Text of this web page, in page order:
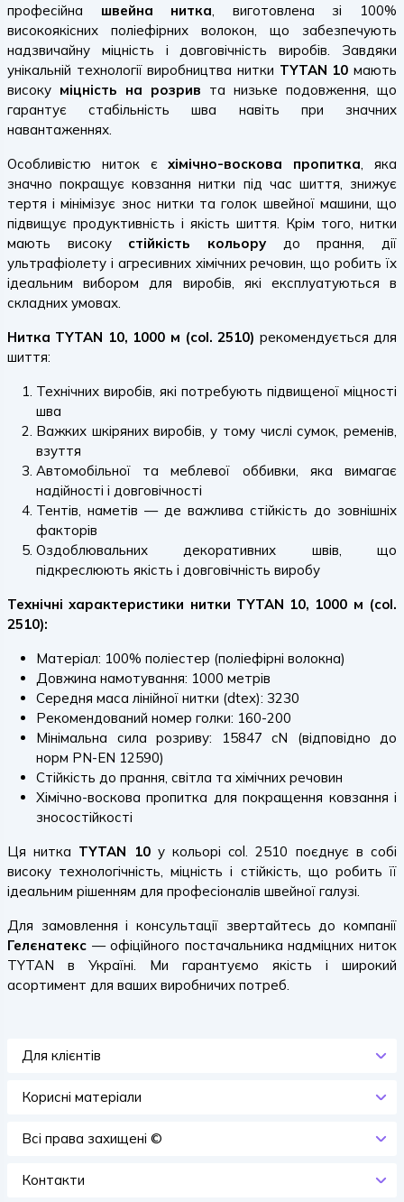
професійна швейна нитка, виготовлена зі 100%
високоякісних поліефірних волокон, що забезпечують
надзвичайну міцність і довговічність виробів. Завдяки
унікальній технології виробництва нитки TYTAN 10 мають
високу міцність на розрив та низьке подовження, що
гарантує стабільність шва навіть при значних
навантаженнях.
Особливістю ниток єхімічно-воскова пропитка, яка
значно покращує ковзання нитки під час шиття, знижує
тертя і мінімізує знос нитки та голок швейної машини, що
підвищує продуктивність і якість шиття. Крім того, нитки
мають високу стійкість кольору до прання, дії
ультрафіолету і агресивних хімічних речовин, що робить їх
ідеальним вибором для виробів, які експлуатуються в
складних умовах.
Нитка TYTAN 10, 1000 м (col. 2510) рекомендується для
шиття:
Технічних виробів, які потребують підвищеної міцності
шва
Важких шкіряних виробів, у тому числі сумок, ременів,
взуття
Автомобільної та меблевої оббивки, яка вимагає
надійності і довговічності
Тентів, наметів — де важлива стійкість до зовнішніх
факторів
Оздоблювальних декоративних швів, що
підкреслюють якість і довговічність виробу
Технічні характеристики нитки TYTAN 10, 1000 м (col.
2510):
Матеріал: 100% поліестер (поліефірні волокна)
Довжина намотування: 1000 метрів
Середня маса лінійної нитки (dtex): 3230
Рекомендований номер голки: 160-200
Мінімальна сила розриву: 15847 cN (відповідно до
норм PN-EN 12590)
Стійкість до прання, світла та хімічних речовин
Хімічно-воскова пропитка для покращення ковзання і
зносостійкості
Ця нитка TYTAN 10у кольорі col. 2510 поєднує в собі
високу технологічність, міцність і стійкість, що робить її
ідеальним рішенням для професіоналів швейної галузі.
Для замовлення і консультації звертайтесь до компанії
Гелєнатекс — офіційного постачальника надміцних ниток
TYTAN в Україні. Ми гарантуємо якість і широкий
асортимент для ваших виробничих потреб.
Для клієнтів
Корисні матеріали
Всi права захищенi ©
Контакти